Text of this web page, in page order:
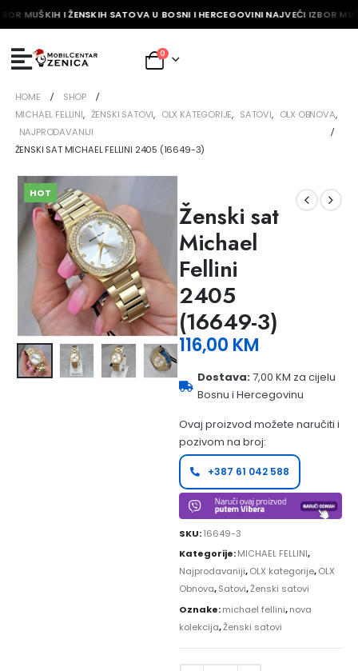
MUŠKIH I ŽENSKIH SATOVA U BOSNI I HERCEGOVINI NAJVEĆI IZBOR
0
HOME
SHOP
MICHAEL FELLINI, ŽENSKI SATOVI, OLX KATEGORIJE, SATOVI, OLX OBNOVA,
NAJPRODAVANIJI
ŽENSKI SAT MICHAEL FELLINI 2405 (16649-3)
HOT
Ženski sat
Michael
Fellini
2405
(16649-3)
116,00 KM
Dostava:7,00 KM za cijelu
Bosnu i Hercegovinu
Ovaj proizvod možete naručiti i
pozivom na broj:
+387 61 042 588
SKU:16649-3
Kategorije:MICHAEL FELLINI,
Najprodavaniji,OLX kategorije,OLX
Obnova,Satovi,Ženski satovi
Oznake:michael fellini,nova
kolekcija,Ženski satovi